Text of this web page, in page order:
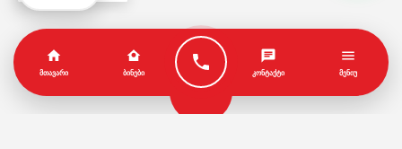
ᲛᲗᲐᲕᲐᲠᲘ ᲑᲘᲜᲔᲑᲘ ᲙᲝᲜᲢᲐᲥᲢᲘ ᲛᲔᲜᲘᲣ